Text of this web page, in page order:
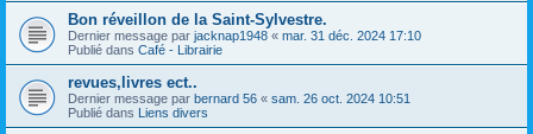
Bon réveillon de la Saint-Sylvestre.
Dernier message par jacknap1948 « mar. 31 déc. 2024 17:10
Publié dans Café - Librairie
revues,livres ect..
Dernier message par bernard 56 « sam. 26 oct. 2024 10:51
Publié dans Liens divers